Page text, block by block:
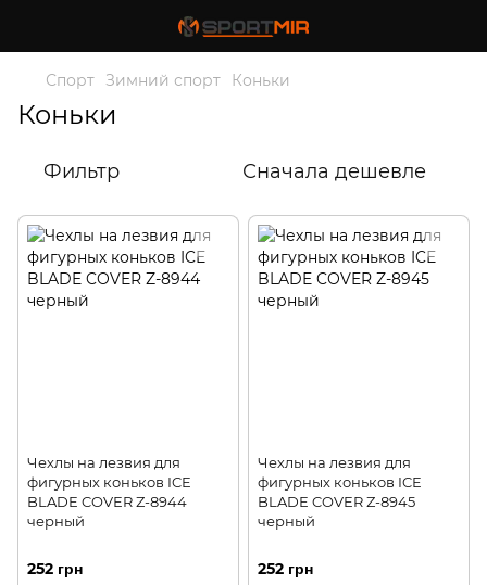
Спорт Зимний спорт Коньки
Коньки
Фильтр Сначала дешевле
Чехлы на лезвия для
фигурных коньков ICE
BLADE COVER Z-8944
черный
252 грн
Чехлы на лезвия для
фигурных коньков ICE
BLADE COVER Z-8945
черный
252 грн